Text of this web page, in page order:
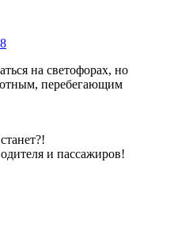
на светофорах, но
перебегающим
и пассажиров!